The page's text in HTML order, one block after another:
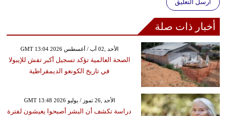
أرسل التعليق
أخبار ذات صلة
GMT 13:04 2026 الأحد ,02 آب / أغسطس
الصحة العالمية تؤكد تسجيل أكبر تفش للإيبولا
في تاريخ الكونغو الديمقراطية
GMT 13:48 2026 الأحد ,26 تموز / يوليو
دراسة تكشف أن البشر أصبحوا يعيشون لفترة